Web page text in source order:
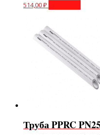
514,00₽
Труба PPRC